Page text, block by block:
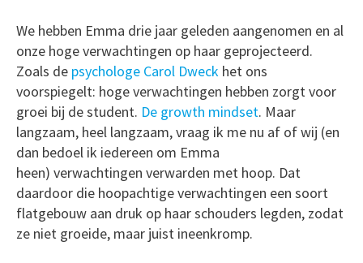
We hebben Emma drie jaar geleden aangenomen en al
onze hoge verwachtingen op haar geprojecteerd.
Zoals de psychologe Carol Dweck het ons
voorspiegelt: hoge verwachtingen hebben zorgt voor
groei bij de student. De growth mindset. Maar
langzaam, heel langzaam, vraag ik me nu af of wij (en
dan bedoel ik iedereen om Emma
heen) verwachtingen verwarden met hoop. Dat
daardoor die hoopachtige verwachtingen een soort
flatgebouw aan druk op haar schouders legden, zodat
ze niet groeide, maar juist ineenkromp.